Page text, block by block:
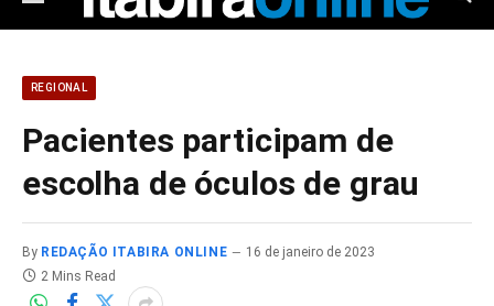
REGIONAL
Pacientes participam de
escolha de óculos de grau
By REDAÇÃO ITABIRA ONLINE
16 de janeiro de 2023
2 Mins Read